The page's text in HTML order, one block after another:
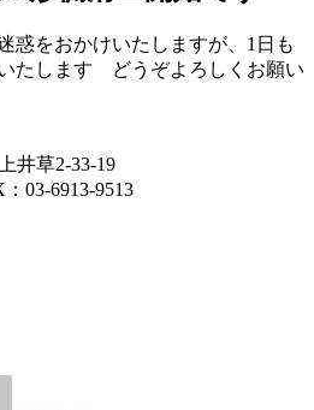
惑をおかけいたしますが、1日も
たします どうぞよろしくお願い
井草2-33-19
03-6913-9513